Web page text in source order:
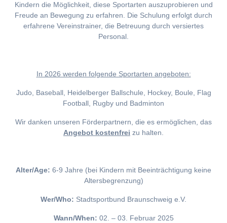
Kindern die Möglichkeit, diese Sportarten auszuprobieren und
Freude an Bewegung zu erfahren. Die Schulung erfolgt durch
erfahrene Vereinstrainer, die Betreuung durch versiertes
Personal.
In 2026 werden folgende Sportarten angeboten:
Judo, Baseball, Heidelberger Ballschule, Hockey, Boule, Flag
Football, Rugby und Badminton
Wir danken unseren Förderpartnern, die es ermöglichen, das
Angebot kostenfrei zu halten.
Alter/Age: 6-9 Jahre (bei Kindern mit Beeinträchtigung keine
Altersbegrenzung)
Wer/Who: Stadtsportbund Braunschweig e.V.
Wann/When: 02. – 03. Februar 2025